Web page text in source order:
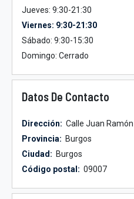
Jueves: 9:30-21:30
Viernes: 9:30-21:30
Sábado: 9:30-15:30
Domingo: Cerrado
Datos De Contacto
Dirección: Calle Juan
Provincia: Burgos
Ciudad: Burgos
Código postal: 09007